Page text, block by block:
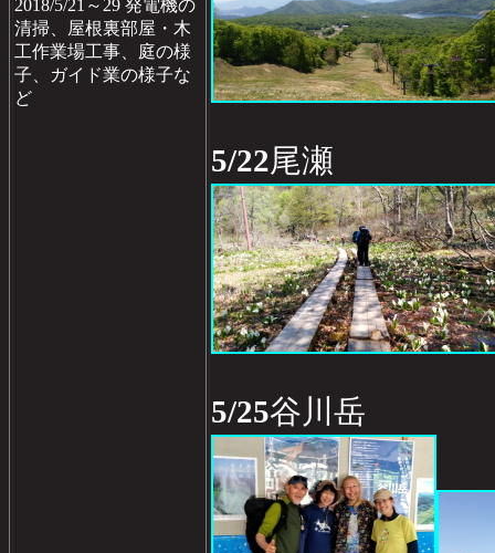
2018/5/21～29 発電機の
清掃、屋根裏部屋・木
工作業場工事、庭の様
子、ガイド業の様子な
ど
5/22尾瀬
5/25谷川岳